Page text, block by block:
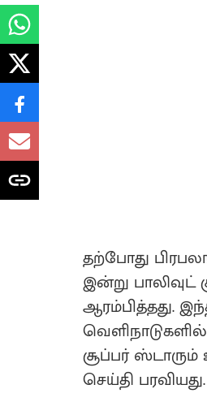
தற்போது
இன்று பாலிவுட்
ஆரம்பித்தது.
சூப்பர் ஸ்டாரும்
செய்தி பரவியது.